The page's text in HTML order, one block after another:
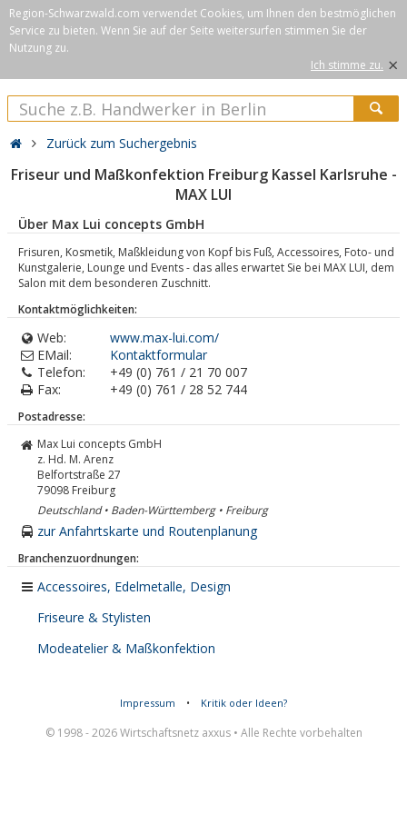
Region-Schwarzwald.com verwendet Cookies, um Ihnen den bestmöglichen
Service zu bieten. Wenn Sie auf der Seite weitersurfen stimmen Sie der
Nutzung zu.
Ich stimme zu. ×
Zurück zum Suchergebnis
Friseur und Maßkonfektion Freiburg Kassel Karlsruhe -
MAX LUI
Über Max Lui concepts GmbH
Frisuren, Kosmetik, Maßkleidung von Kopf bis Fuß, Accessoires, Foto- und
Kunstgalerie, Lounge und Events - das alles erwartet Sie bei MAX LUI, dem
Salon mit dem besonderen Zuschnitt.
Kontaktmöglichkeiten:
Web:
www.max-lui.com/
EMail:
Kontaktformular
Telefon:
+49 (0) 761 / 21 70 007
Fax:
+49 (0) 761 / 28 52 744
Postadresse:
Max Lui concepts GmbH
z. Hd. M. Arenz
Belfortstraße 27
79098 Freiburg
Deutschland • Baden-Württemberg • Freiburg
zur Anfahrtskarte und Routenplanung
Branchenzuordnungen:
Accessoires, Edelmetalle, Design
Friseure & Stylisten
Modeatelier & Maßkonfektion
Impressum • Kritik oder Ideen?
© 1998 - 2026 Wirtschaftsnetz axxus • Alle Rechte vorbehalten